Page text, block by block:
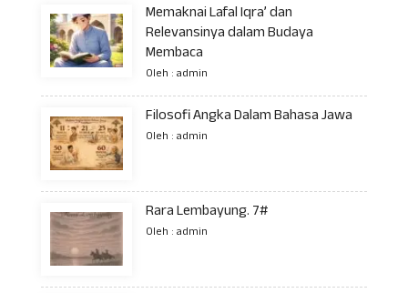
Memaknai Lafal Iqra’ dan
Relevansinya dalam Budaya
Membaca
Oleh : admin
Filosofi Angka Dalam Bahasa Jawa
Oleh : admin
Rara Lembayung. 7#
Oleh : admin